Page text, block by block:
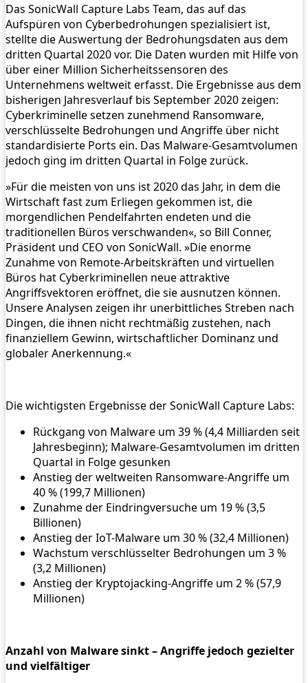
Das SonicWall Capture Labs Team, das auf das
Aufspüren von Cyberbedrohungen spezialisiert ist,
stellte die Auswertung der Bedrohungsdaten aus dem
dritten Quartal 2020 vor. Die Daten wurden mit Hilfe von
über einer Million Sicherheitssensoren des
Unternehmens weltweit erfasst. Die Ergebnisse aus dem
bisherigen Jahresverlauf bis September 2020 zeigen:
Cyberkriminelle setzen zunehmend Ransomware,
verschlüsselte Bedrohungen und Angriffe über nicht
standardisierte Ports ein. Das Malware-Gesamtvolumen
jedoch ging im dritten Quartal in Folge zurück.
»Für die meisten von uns ist 2020 das Jahr, in dem die
Wirtschaft fast zum Erliegen gekommen ist, die
morgendlichen Pendelfahrten endeten und die
traditionellen Büros verschwanden«, so Bill Conner,
Präsident und CEO von SonicWall. »Die enorme
Zunahme von Remote-Arbeitskräften und virtuellen
Büros hat Cyberkriminellen neue attraktive
Angriffsvektoren eröffnet, die sie ausnutzen können.
Unsere Analysen zeigen ihr unerbittliches Streben nach
Dingen, die ihnen nicht rechtmäßig zustehen, nach
finanziellem Gewinn, wirtschaftlicher Dominanz und
globaler Anerkennung.«
Die wichtigsten Ergebnisse der SonicWall Capture Labs:
Rückgang von Malware um 39 % (4,4 Milliarden seit
Jahresbeginn); Malware-Gesamtvolumen im dritten
Quartal in Folge gesunken
Anstieg der weltweiten Ransomware-Angriffe um
40 % (199,7 Millionen)
Zunahme der Eindringversuche um 19 % (3,5
Billionen)
Anstieg der IoT-Malware um 30 % (32,4 Millionen)
Wachstum verschlüsselter Bedrohungen um 3 %
(3,2 Millionen)
Anstieg der Kryptojacking-Angriffe um 2 % (57,9
Millionen)
Anzahl von Malware sinkt – Angriffe jedoch gezielter
und vielfältiger